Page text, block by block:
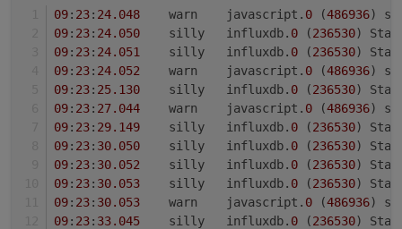
09: 23: 24.048
	warn	javascript.
0 (486936)
09: 23: 24.050
	silly	influxdb.
0 (236530)
09: 23: 24.051
	silly	influxdb.
0 (236530)
09: 23: 24.052
	warn	javascript.
0 (486936)
09: 23: 25.130
	silly	influxdb.
0 (236530)
09: 23: 27.044
	warn	javascript.
0 (486936)
09: 23: 29.149
	silly	influxdb.
0 (236530)
09: 23: 30.050
	silly	influxdb.
0 (236530)
09: 23: 30.052
	silly	influxdb.
0 (236530)
09: 23: 30.053
	silly	influxdb.
0 (236530)
09: 23: 30.053
	warn	javascript.
0 (486936)
09: 23: 33.045
	silly	influxdb.
0 (236530)